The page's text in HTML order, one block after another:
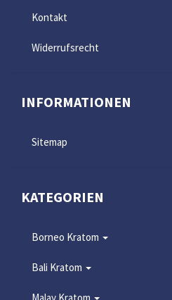
Kontakt
Widerrufsrecht
INFORMATIONEN
Sitemap
KATEGORIEN
Borneo Kratom
Bali Kratom